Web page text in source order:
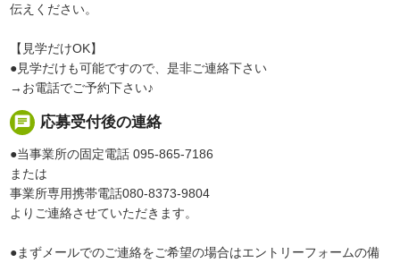
伝えください。
【見学だけOK】
●見学だけも可能ですので、是非ご連絡下さい
→お電話でご予約下さい♪
chat 応募受付後の連絡
●当事業所の固定電話 095-865-7186
または
事業所専用携帯電話080-8373-9804
よりご連絡させていただきます。
●まずメールでのご連絡をご希望の場合はエントリーフォームの備